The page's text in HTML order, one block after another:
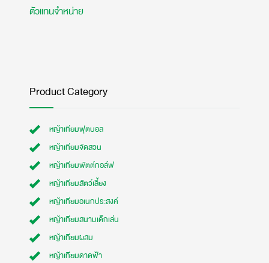
ตัวแทนจำหน่าย
Product Category
หญ้าเทียมฟุตบอล
หญ้าเทียมจัดสวน
หญ้าเทียมพัตต์กอล์ฟ
หญ้าเทียมสัตว์เลี้ยง
หญ้าเทียมอเนกประสงค์
หญ้าเทียมสนามเด็กเล่น
หญ้าเทียมผสม
หญ้าเทียมดาดฟ้า